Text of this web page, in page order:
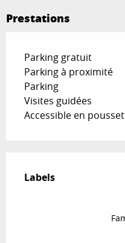
Prestations
Parking gratuit
Parking à proximité
Parking
Visites guidées
Accessible en
Labels
Labels